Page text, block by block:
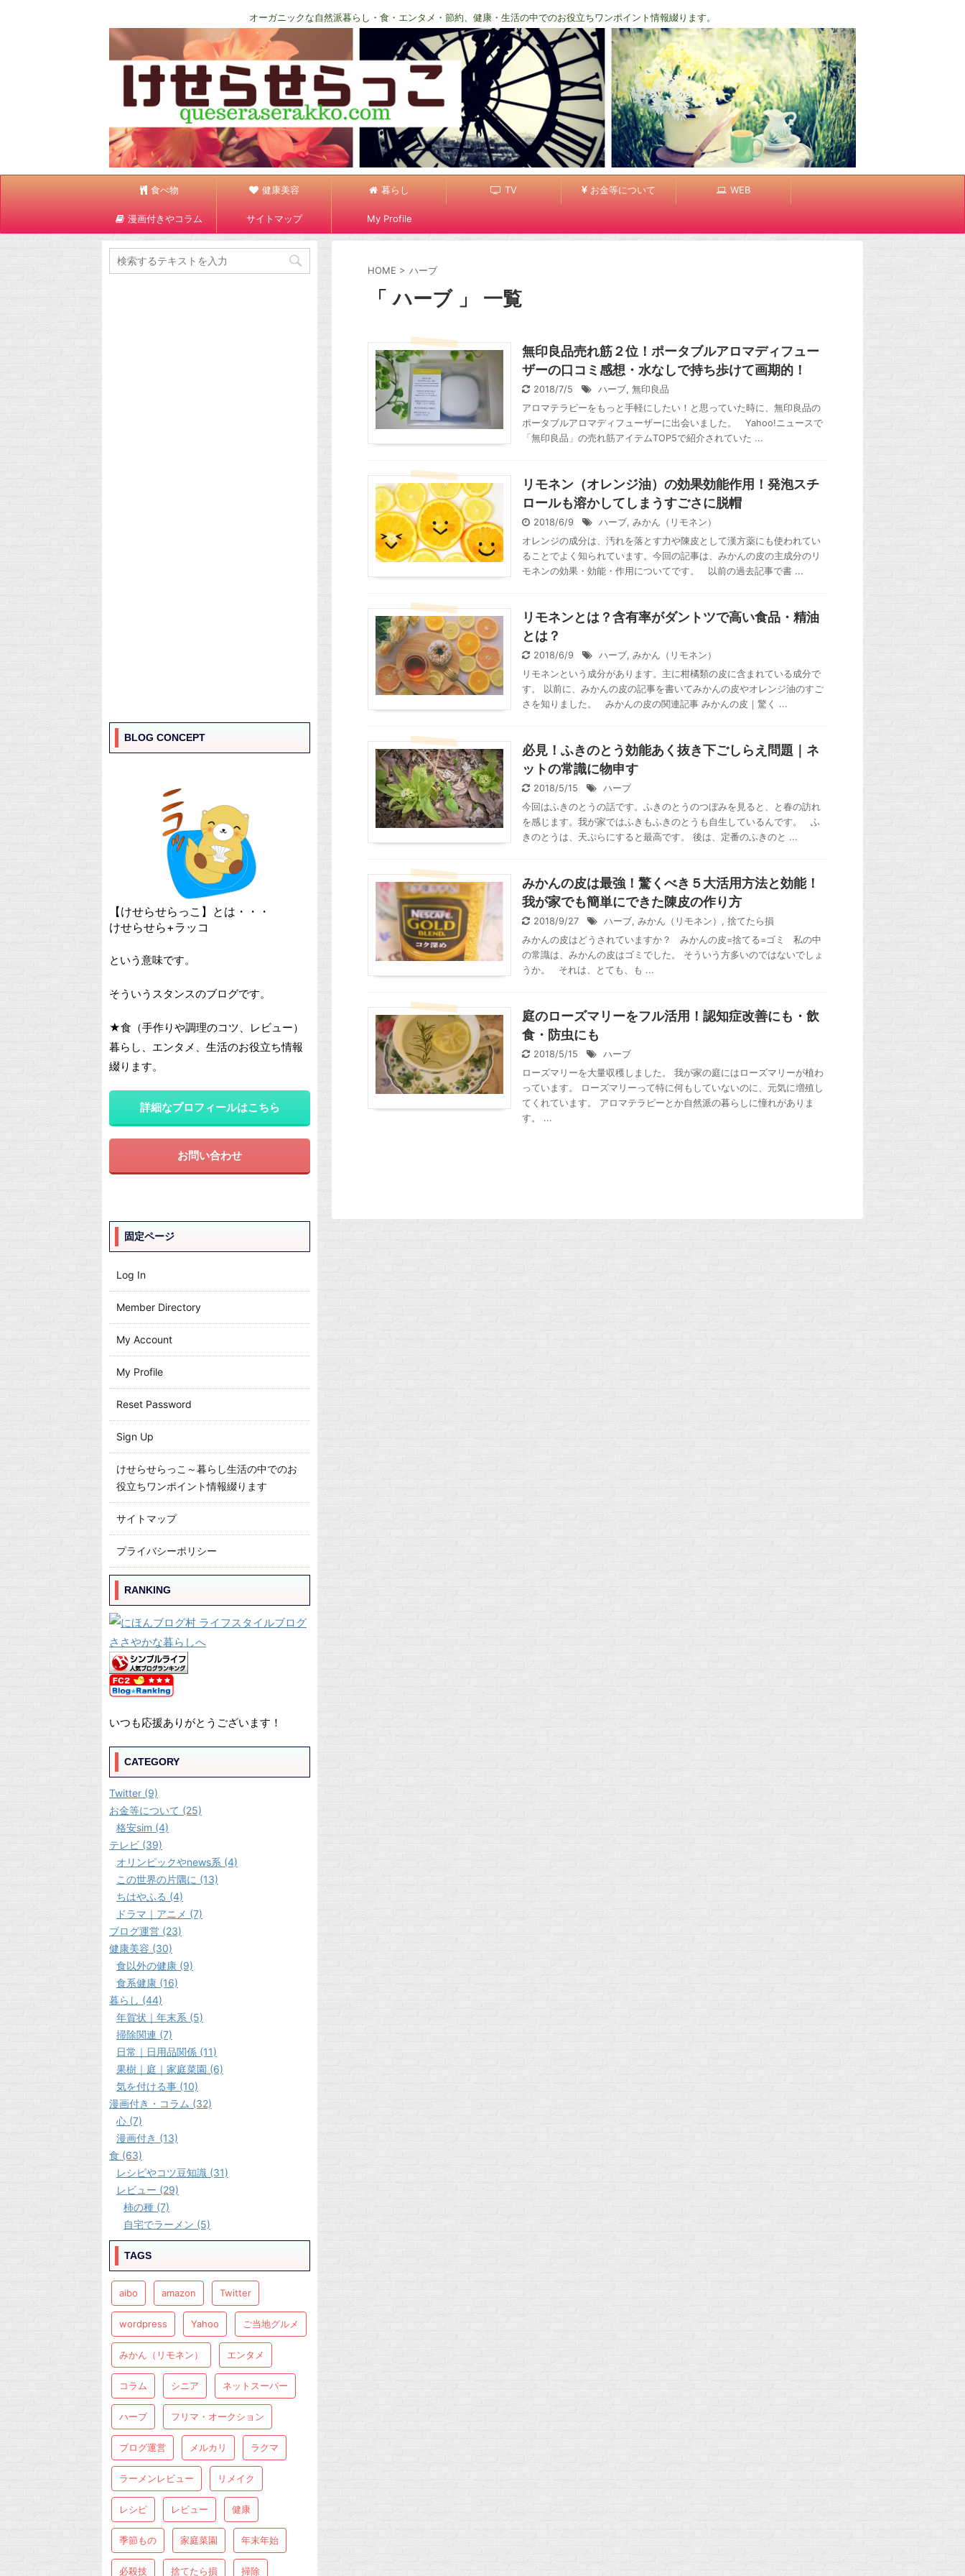
オーガニックな自然派暮らし・食・エンタメ・節約、健康・生活の中でのお役立ちワンポイント情報綴ります。
食べ物 健康美容 暮らし TV お金等について WEB
漫画付きやコラム サイトマップ My Profile
HOME > ハーブ
「 ハーブ 」 一覧
無印良品売れ筋２位！ポータブルアロマディフュー
ザーの口コミ感想・水なしで持ち歩けて画期的！
2018/7/5 ハーブ, 無印良品
アロマテラピーをもっと手軽にしたい！と思っていた時に、無印良品の
ポータブルアロマディフューザーに出会いました。 Yahoo!ニュースで
「無印良品」の売れ筋アイテムTOP5で紹介されていた ...
リモネン（オレンジ油）の効果効能作用！発泡スチ
ロールも溶かしてしまうすごさに脱帽
2018/6/9 ハーブ, みかん（リモネン）
オレンジの成分は、汚れを落とす力や陳皮として漢方薬にも使われてい
ることでよく知られています。今回の記事は、みかんの皮の主成分のリ
モネンの効果・効能・作用についてです。 以前の過去記事で書 ...
リモネンとは？含有率がダントツで高い食品・精油
とは？
2018/6/9 ハーブ, みかん（リモネン）
リモネンという成分があります。主に柑橘類の皮に含まれている成分で
す。 以前に、みかんの皮の記事を書いてみかんの皮やオレンジ油のすご
さを知りました。 みかんの皮の関連記事 みかんの皮｜驚く ...
必見！ふきのとう効能あく抜き下ごしらえ問題｜ネ
ットの常識に物申す
2018/5/15
ハーブ
今回はふきのとうの話です。ふきのとうのつぼみを見ると、と春の訪れ
を感じます。我が家ではふきもふきのとうも自生しているんです。 ふ
きのとうは、天ぷらにすると最高です。 後は、定番のふきのと ...
みかんの皮は最強！驚くべき５大活用方法と効能！
我が家でも簡単にできた陳皮の作り方
2018/9/27 ハーブ, みかん（リモネン） , 捨てたら損
みかんの皮はどうされていますか？ みかんの皮=捨てる=ゴミ 私の中
の常識は、みかんの皮はゴミでした。 そういう方多いのではないでしょ
うか。 それは、とても、も ...
庭のローズマリーをフル活用！認知症改善にも・飲
食・防虫にも
2018/5/15
ハーブ
ローズマリーを大量収穫しました。 我が家の庭にはローズマリーが植わ
っています。 ローズマリーって特に何もしていないのに、元気に増殖し
てくれています。 アロマテラピーとか自然派の暮らしに憧れがありま
す。 ...
BLOG CONCEPT
【けせらせらっこ】とは・・・
けせらせら+ラッコ
という意味です。
そういうスタンスのブログです。
★食（手作りや調理のコツ、レビュー）
暮らし、エンタメ、生活のお役立ち情報
綴ります。
詳細なプロフィールはこちら
お問い合わせ
固定ページ
Log In
Member Directory
My Account
My Profile
Reset Password
Sign Up
けせらせらっこ～暮らし生活の中でのお
役立ちワンポイント情報綴ります
サイトマップ
プライバシーポリシー
RANKING
いつも応援ありがとうございます！
CATEGORY
Twitter (9)
お金等について (25)
格安sim (4)
テレビ (39)
オリンピックやnews系 (4)
この世界の片隅に (13)
ちはやふる (4)
ドラマ｜アニメ (7)
ブログ運営 (23)
健康美容 (30)
食以外の健康 (9)
食系健康 (16)
暮らし (44)
年賀状｜年末系 (5)
掃除関連 (7)
日常｜日用品関係 (11)
果樹｜庭｜家庭菜園 (6)
気を付ける事 (10)
漫画付き・コラム (32)
心 (7)
漫画付き (13)
食 (63)
レシピやコツ豆知識 (31)
レビュー (29)
柿の種 (7)
自宅でラーメン (5)
TAGS
aibo amazon Twitter
wordpress Yahoo ご当地グルメ
みかん（リモネン） エンタメ
コラム シニア ネットスーパー
ハーブ フリマ・オークション
ブログ運営 メルカリ ラクマ
ラーメンレビュー リメイク
レシピ レビュー 健康
季節もの 家庭菜園 年末年始
必殺技 捨てたら損 掃除